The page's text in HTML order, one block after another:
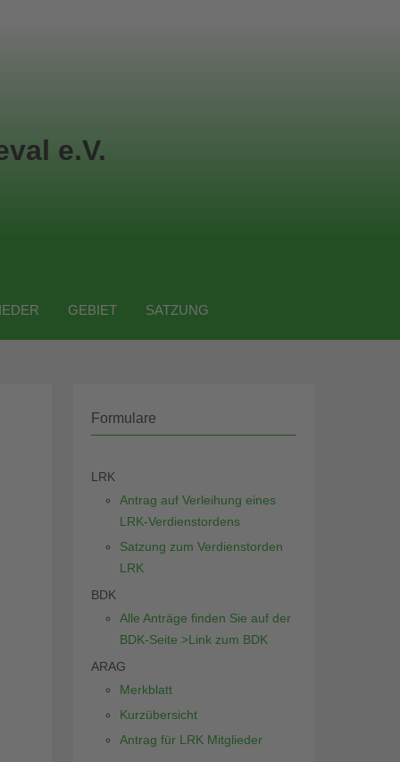
e.V.
GEBIET SATZUNG
Formulare
LRK
Antrag auf Verleihung eines
LRK-Verdienstordens
Satzung zum Verdienstorden
LRK
BDK
Alle Anträge finden Sie auf der
BDK-Seite >Link zum BDK
ARAG
Merkblatt
Kurzübersicht
Antrag für LRK Mitglieder